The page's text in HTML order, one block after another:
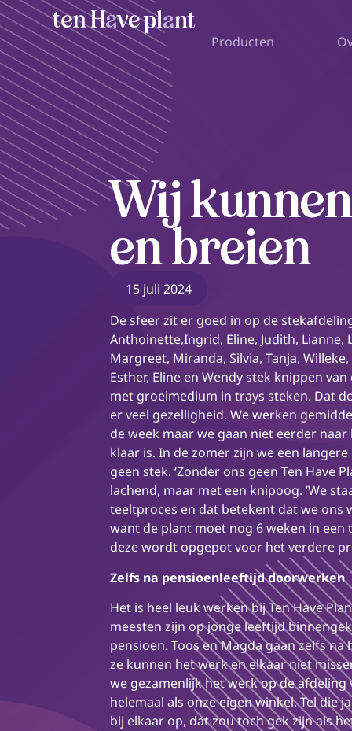
Producten
Wij
en breien
15 juli 2024
De sfeer zit er goed in op de
Anthoinette,Ingrid, Eline, Judith, Lianne,
Margreet, Miranda, Silvia, Tanja,
Esther, Eline en Wendy stek knippen
met groeimedium in trays steken. Dat
er veel gezelligheid. We werken
de week maar we gaan niet eerder
klaar is. In de zomer zijn we een
geen stek. ‘Zonder ons geen Ten Have
lachend, maar met een knipoog. ‘We
teeltproces en dat betekent dat we ons
want de plant moet nog 6 weken in
deze wordt opgepot voor het verdere
Zelfs na pensioenleeftijd doorwerken
Het is heel leuk werken bij Ten Have
meesten zijn op jonge leeftijd
pensioen. Toos en Magda gaan zelfs
ze kunnen het werk en elkaar niet
we gezamenlijk het werk op de afdeling
helemaal als onze eigen winkel. Tel die
bij elkaar op, dat zou toch gek zijn als